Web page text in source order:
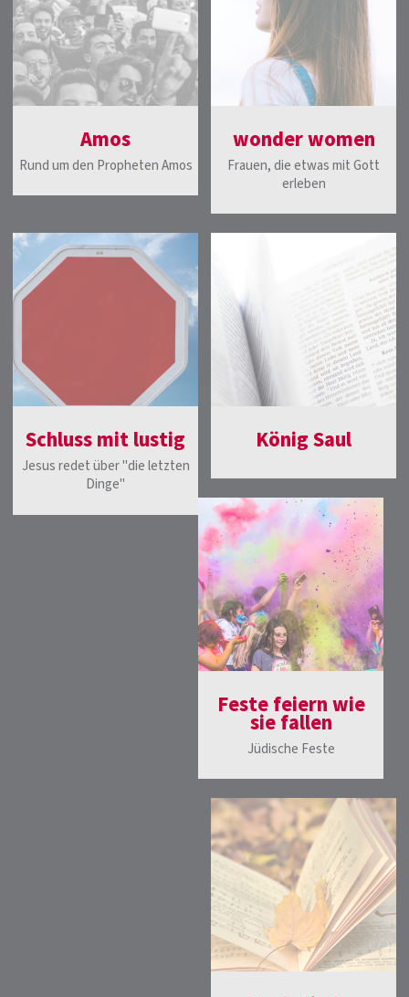
Amos
Rund um den Propheten Amos
wonder women
Frauen, die etwas mit Gott
erleben
Schluss mit lustig
Jesus redet über "die letzten
Dinge"
König Saul
Feste feiern wie
sie fallen
Jüdische Feste